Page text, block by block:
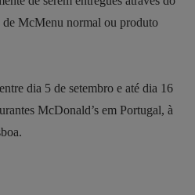
McMenu normal ou produto
dia 5 de setembro e até dia 16
McDonald’s em Portugal, à